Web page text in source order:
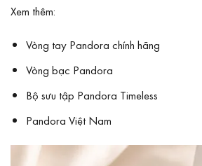
Xem thêm:
Vòng tay Pandora chính hãng
Vòng bạc Pandora
Bộ sưu tập Pandora Timeless
Pandora Việt Nam